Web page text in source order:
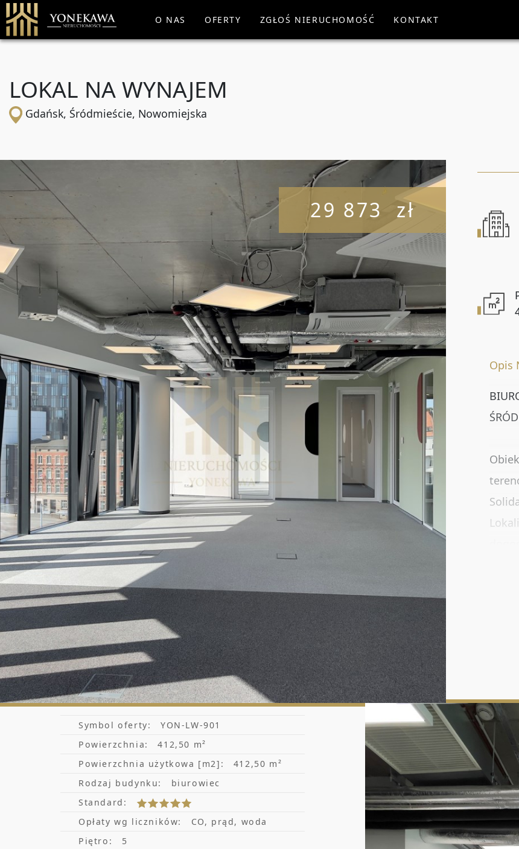
O NAS OFERTY ZGŁOŚ NIERUCHOMOŚĆ KONTAKT
Liczba pokoi od
Powierzchnia od
Lokalizacja
Numer oferty
DODATKOWE OPCJE
Oferty specjalne
LOKAL NA WYNAJEM
Gdańsk, Śródmieście, Nowomiejska
29 873 zł
Opis
Symbol oferty:
YON-LW-901
Powierzchnia:
412,50 m²
Powierzchnia użytkowa [m2]:
412,50 m²
Rodzaj budynku:
biurowiec
Standard:
Opłaty wg liczników:
CO, prąd, woda
Piętro:
5